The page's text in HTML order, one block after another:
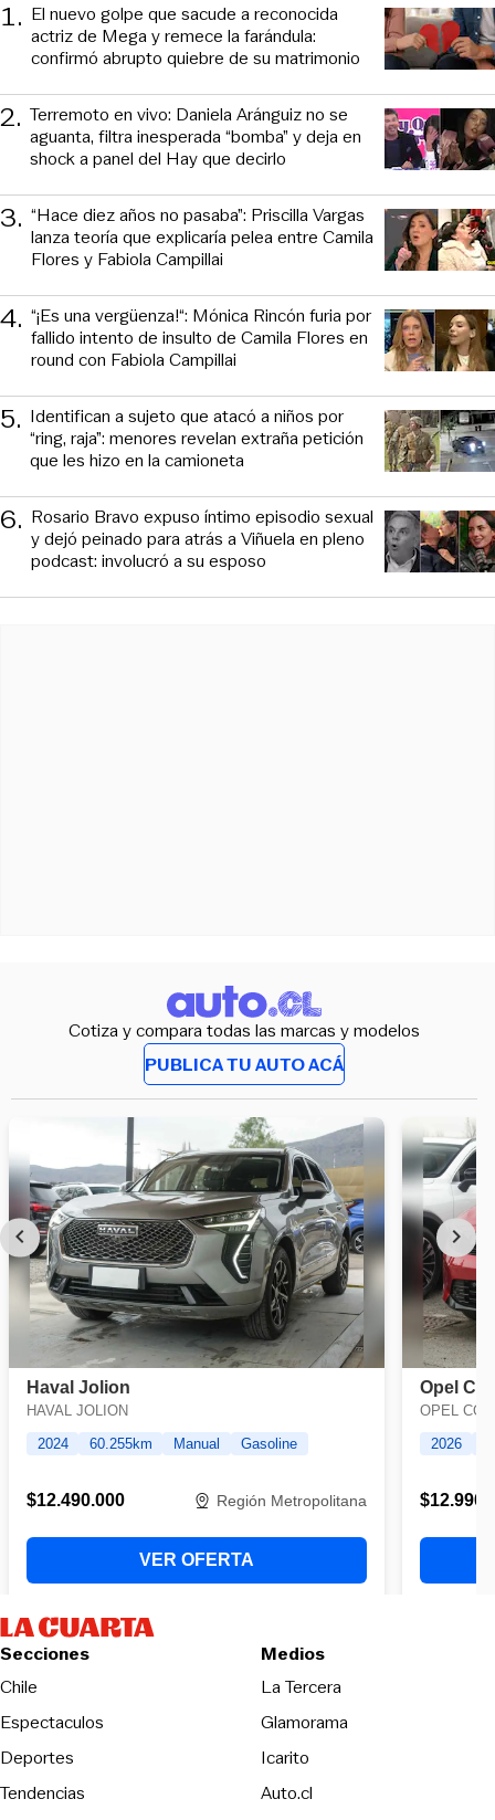
1. El nuevo golpe que sacude a reconocida
actriz de Mega y remece la farándula:
confirmó abrupto quiebre de su matrimonio
2. Terremoto en vivo: Daniela Aránguiz no se
aguanta, filtra inesperada “bomba” y deja en
shock a panel del Hay que decirlo
3. “Hace diez años no pasaba”: Priscilla Vargas
lanza teoría que explicaría pelea entre Camila
Flores y Fabiola Campillai
4. “¡Es una vergüenza!“: Mónica Rincón furia por
fallido intento de insulto de Camila Flores en
round con Fabiola Campillai
5. Identifican a sujeto que atacó a niños por
“ring, raja”: menores revelan extraña petición
que les hizo en la camioneta
6. Rosario Bravo expuso íntimo episodio sexual
y dejó peinado para atrás a Viñuela en pleno
podcast: involucró a su esposo
Cotiza y compara todas las marcas y modelos
PUBLICA TU AUTO ACÁ
Secciones
Chile
Espectaculos
Deportes
Tendencias
Medios
La TerceraOpens in new
Glamorama
Icarito
Auto.cl